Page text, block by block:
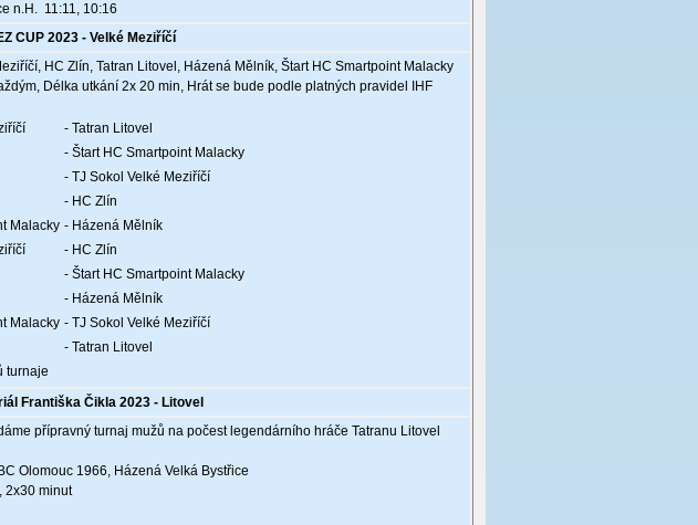
n.H. 11:11, 10:16
CUP 2023 - Velké Meziříčí
HC Zlín, Tatran Litovel, Házená Mělník, Štart HC Smartpoint Malacky
Délka utkání 2x 20 min, Hrát se bude podle platných pravidel IHF
- Tatran Litovel
- Štart HC Smartpoint Malacky
- TJ Sokol Velké Meziříčí
- HC Zlín
Malacky - Házená Mělník
- HC Zlín
- Štart HC Smartpoint Malacky
- Házená Mělník
Malacky - TJ Sokol Velké Meziříčí
- Tatran Litovel
turnaje
Františka Čikla 2023 - Litovel
přípravný turnaj mužů na počest legendárního hráče Tatranu Litovel
Olomouc 1966, Házená Velká Bystřice
2x30 minut